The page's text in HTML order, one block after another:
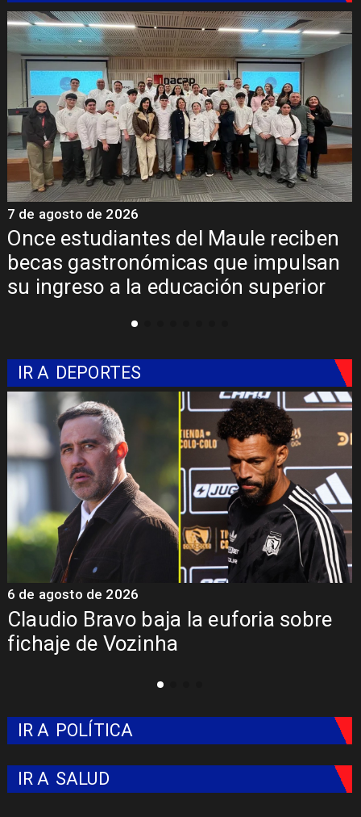
Álvarez-Salamanca lidera la apuesta
regional para consolidar el Paso
Pehuenche como alternativa a Los
7 de agosto de 2026
IR A DEPORTES
Presentación de Vozinha en Colo
Colo: Fecha, Estadio y Contrato
5 de agosto de 2026
IR A POLÍTICA
IR A SALUD